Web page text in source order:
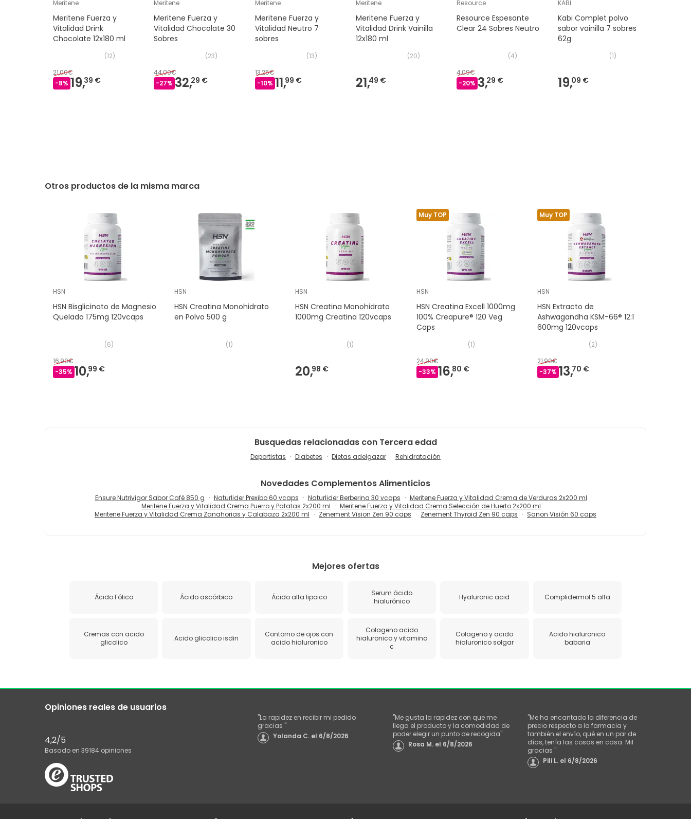
Meritene
Meritene Fuerza y
Vitalidad Drink
Chocolate 12x180 ml
(12)
21,00€
-8% 19,39 €
Meritene
Meritene Fuerza y
Vitalidad Chocolate 30
Sobres
(23)
44,00€
-27% 32,29 €
Meritene
Meritene Fuerza y
Vitalidad Neutro 7
sobres
(13)
13,25€
-10% 11,99 €
Meritene
Meritene Fuerza y
Vitalidad Drink Vainilla
12x180 ml
(20)
21,49 €
Resource
Resource Espesante
Clear 24 Sobres Neutro
(4)
4,09€
-20% 3,29 €
KABI
Kabi Complet polvo
sabor vainilla 7 sobres
62g
(1)
19,09 €
Otros productos de la misma marca
HSN
HSN Bisglicinato de Magnesio
Quelado 175mg 120vcaps
(6)
16,90€
-35% 10,99 €
HSN
HSN Creatina Monohidrato
en Polvo 500 g
(1)
HSN
HSN Creatina Monohidrato
1000mg Creatina 120vcaps
(1)
20,98 €
Muy TOP
HSN
HSN Creatina Excell 1000mg
100% Creapure® 120 Veg
Caps
(1)
24,90€
-33% 16,80 €
Muy TOP
HSN
HSN Extracto de
Ashwagandha KSM-66® 12:1
600mg 120vcaps
(2)
21,90€
-37% 13,70 €
Busquedas relacionadas con Tercera edad
Deportistas Diabetes Dietas adelgazar Rehidratación
Novedades Complementos Alimenticios
Ensure Nutrivigor Sabor Café 850 g Naturlider Prexibo 60 vcaps Naturlider Berberina 30 vcaps
Meritene Fuerza y Vitalidad Crema de Verduras 2x200 ml
Meritene Fuerza y Vitalidad Crema Puerro y Patatas 2x200 ml
Meritene Fuerza y Vitalidad Crema Selección de Huerto 2x200 ml
Meritene Fuerza y Vitalidad Crema Zanahorias y Calabaza 2x200 ml
Zenement Vision Zen 90 caps Zenement Thyroid Zen 90 caps Sanon Visión 60 caps
Mejores ofertas
Ácido Fólico Ácido ascórbico Ácido alfa lipoico
Serum ácido
hialurónico
Hyaluronic acid Complidermol 5 alfa
Cremas con acido
glicolico
Acido glicolico isdin
Contorno de ojos con
acido hialuronico
Colageno acido
hialuronico y vitamina
c
Colageno y acido
hialuronico solgar
Acido hialuronico
babaria
Opiniones reales de usuarios
4,2/5
Basado en 39184 opiniones
"La rapidez en recibir mi pedido
gracias "
Yolanda C. el 6/8/2026
"Me gusta la rapidez con que me
llega el producto y la comodidad de
poder elegir un punto de recogida"
Rosa M. el 6/8/2026
"Me ha encantado la diferencia de
precio respecto a la farmacia y
también el envío, qué en un par de
días, tenía las cosas en casa. Mil
gracias "
Pili L. el 6/8/2026